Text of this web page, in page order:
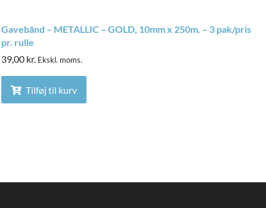
Gavebånd – METALLIC – GOLD, 10mm x 250m. – 3 pak/pris
pr. rulle
39,00 kr. Ekskl. moms.
Tilføj til kurv